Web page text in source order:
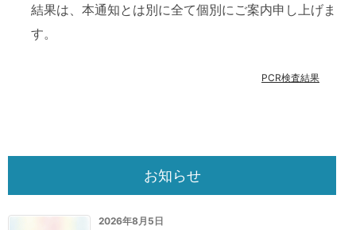
結果は、本通知とは別に全て個別にご案内申し上げま
す。
PCR検査結果
お知らせ
2026年8月5日